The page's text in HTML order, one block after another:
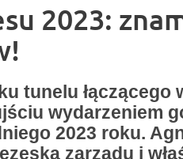
2023:
tunelu łączącego
wydarzeniem
2023 roku.
zarządu i